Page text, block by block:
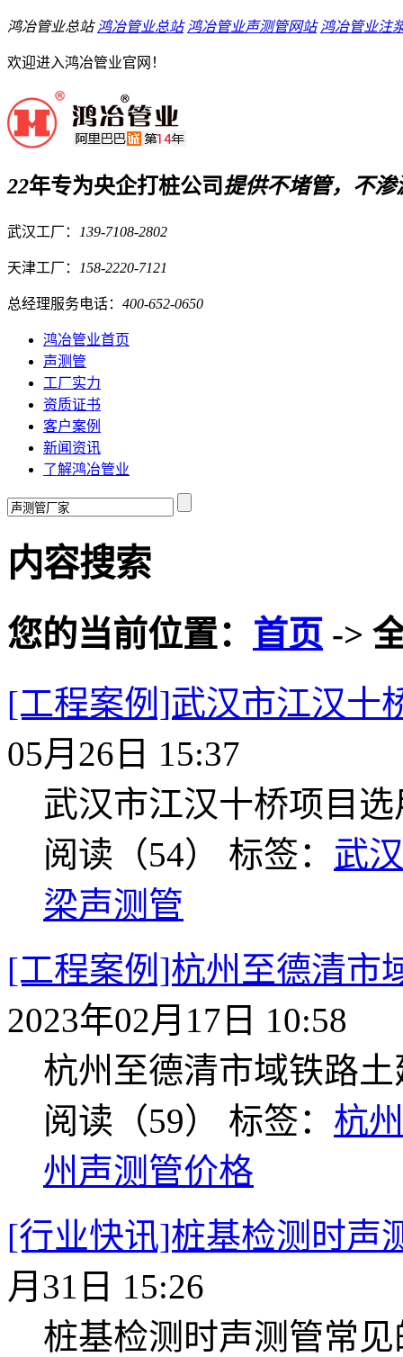
鸿冶管业总站 鸿冶管业总站 鸿冶管业声测管网站 鸿冶管业注
欢迎进入鸿冶管业官网！
22年专为央企打桩公司 提供不堵管，不渗
武汉工厂： 139-7108-2802
天津工厂： 158-2220-7121
总经理服务电话： 400-652-0650
鸿冶管业首页
声测管
工厂实力
资质证书
客户案例
新闻资讯
了解鸿冶管业
内容搜索
您的当前位置： 首页 ->
[工程案例]武汉市江汉十
05月26日 15:37
武汉市江汉十桥项目
阅读（54） 标签： 武
梁声测管
[工程案例]杭州至德清市
2023年02月17日 10:58
杭州至德清市域铁路
阅读（59） 标签： 杭
州声测管价格
[行业快讯]桩基检测时声
月31日 15:26
桩基检测时声测管常